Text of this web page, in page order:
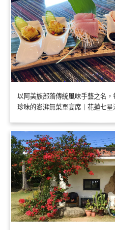
以阿美族部落傳統風味手藝之名
珍味的澎湃無菜單宴席｜花蓮七